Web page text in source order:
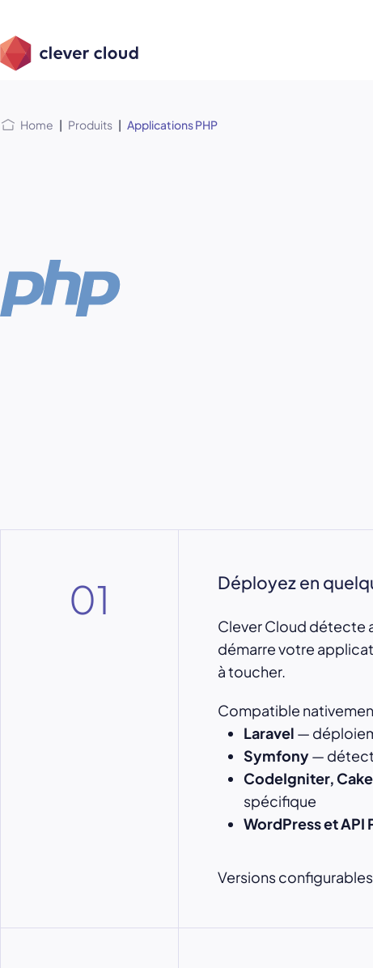
menu
Home | Produits | Applications PHP
01 Déployez en
Clever Cloud détecte
démarre votre
à toucher.
Compatible
Laravel —
Symfony—
CodeIgniter,
spécifique
WordPress et API
Versions